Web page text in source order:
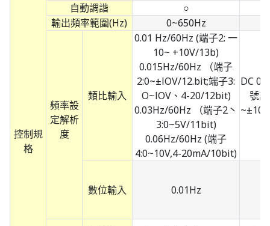
控制規
格
自動調諧
○
輸出頻率範圍(Hz)
0~650Hz
頻率設
定解析
度
類比輸入
0.01 Hz/60Hz (端子2: 一
10~ +10V/13b)
0.015Hz/60Hz （端子
2:0~±lOV/12.bit;端子3:
O~lOV、4-20/12bit)
0.03Hz/60Hz （端子2丶
3:0~5V/11bit)
0.06Hz/60Hz (端子
4:0~10V,4-20mA/10bit)
DC 0
號
數位輸入 0.01Hz